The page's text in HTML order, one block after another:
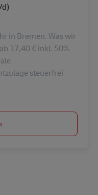
in Bremen. Was wir
17,40 € inkl. 50%
steuerfrei